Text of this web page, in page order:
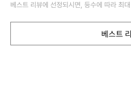
베스트 리뷰에 선정되시면, 등수에 따라 최대
베스트